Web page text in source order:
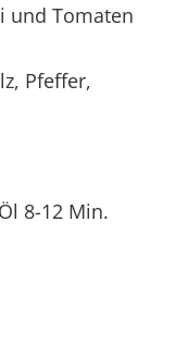
und Tomaten
Pfeffer,
8-12 Min.